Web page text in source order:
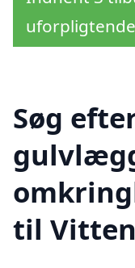
uforpligtende
Søg
til